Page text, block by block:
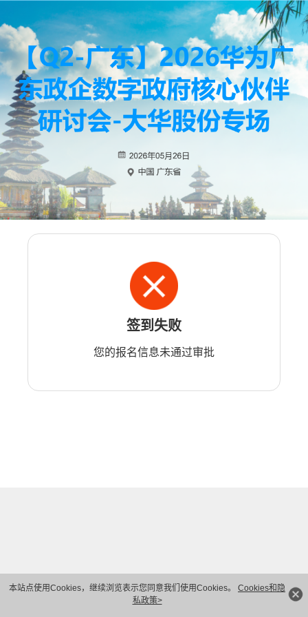
本站点使用Cookies，继续浏览表示您同意我们使用Cookies。 Cookies和隐
私政策>
签到失败
您的报名信息未通过审批